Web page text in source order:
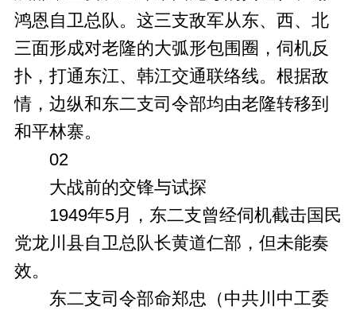
鸿恩自卫总队。这三支敌军从东、西、北
三面形成对老隆的大弧形包围圈，伺机反
扑，打通东江、韩江交通联络线。根据敌
情，边纵和东二支司令部均由老隆转移到
和平林寨。
02
大战前的交锋与试探
1949年5月，东二支曾经伺机截击国民
党龙川县自卫总队长黄道仁部，但未能奏
效。
东二支司令部命郑忠（中共川中工委